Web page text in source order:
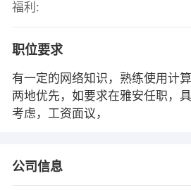
福利:
职位要求
有一定的网络知识，熟练使用计
两地优先，如要求在雅安任职，
考虑，工资面议，
公司信息